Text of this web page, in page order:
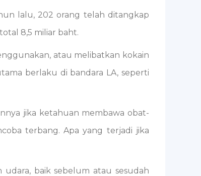
lalu, 202 orang telah ditangkap
8,5 miliar baht.
atau melibatkan kokain
berlaku di bandara LA, seperti
jika ketahuan membawa obat-
terbang. Apa yang terjadi jika
baik sebelum atau sesudah